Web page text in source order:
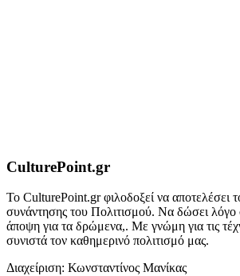
CulturePoint.gr
Το CulturePoint.gr φιλοδοξεί να αποτελέσει
συνάντησης του Πολιτισμού. Να δώσει λόγο
άποψη για τα δρώμενα,. Με γνώμη για τις
συνιστά τον καθημερινό πολιτισμό μας.
Διαχείριση: Κωνσταντίνος Μανίκας